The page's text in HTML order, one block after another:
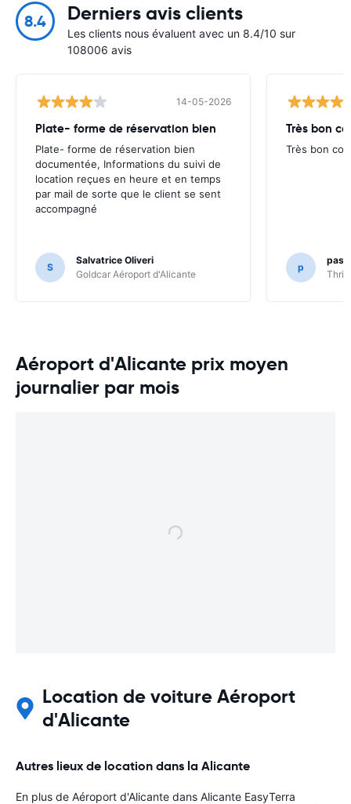
8.4 Derniers avis clients
Les clients nous évaluent avec un 8.4/10 sur
108006 avis
14-05-2026
Plate- forme de réservation bien
Plate- forme de réservation bien
documentée, Informations du suivi de
location reçues en heure et en temps
par mail de sorte que le client se sent
accompagné
S
Salvatrice Oliveri
Goldcar Aéroport d'Alicante
Très bon
Très bon
p
Aéroport d'Alicante prix moyen
journalier par mois
Location de voiture Aéroport
d'Alicante
Autres lieux de location dans la Alicante
En plus de Aéroport d'Alicante dans Alicante EasyTerra